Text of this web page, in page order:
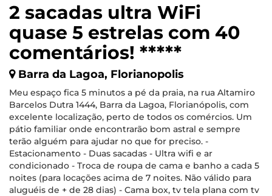
2 sacadas ultra WiFi
quase 5 estrelas com 40
comentários! *****
Barra da Lagoa, Florianopolis
Meu espaço fica 5 minutos a pé da praia, na rua Altamiro
Barcelos Dutra 1444, Barra da Lagoa, Florianópolis, com
excelente localização, perto de todos os comércios. Um
pátio familiar onde encontrarão bom astral e sempre
terão alguém para ajudar no que for preciso. -
Estacionamento - Duas sacadas - Ultra wifi e ar
condicionado - Troca de roupa de cama e banho a cada 5
noites (para locações acima de 7 noites. Não válido para
aluguéis de + de 28 dias) - Cama box, tv tela plana com tv